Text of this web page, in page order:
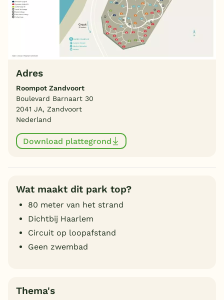
Adres
Roompot Zandvoort
Boulevard Barnaart 30
2041 JA, Zandvoort
Nederland
Download plattegrond
Wat maakt dit park top?
80 meter van het strand
Dichtbij Haarlem
Circuit op loopafstand
Geen zwembad
Thema's